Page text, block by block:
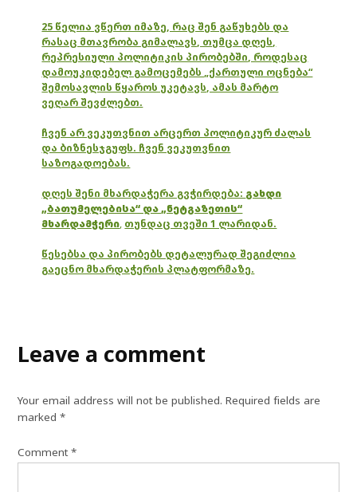
25 წელია ვწერთ იმაზე, რაც შენ გაწუხებს და
რასაც მთავრობა გიმალავს, თუმცა დღეს,
რეპრესიული პოლიტიკის პირობებში, როდესაც
დამოუკიდებელ გამოცემებს „ქართული ოცნება“
შემოსავლის წყაროს უკეტავს, ამას მარტო
ვეღარ შევძლებთ.
ჩვენ არ ვეკუთვნით არცერთ პოლიტიკურ ძალას
და ბიზნესჯგუფს. ჩვენ ვეკუთვნით
საზოგადოებას.
დღეს შენი მხარდაჭერა გვჭირდება: გახდი
„ბათუმელებისა“ და „ნეტგაზეთის“
მხარდამჭერი, თუნდაც თვეში 1 ლარიდან.
წესებსა და პირობებს დეტალურად შეგიძლია
გაეცნო მხარდაჭერის პლატფორმაზე.
Leave a comment
Your email address will not be published. Required fields are
marked*
Comment*